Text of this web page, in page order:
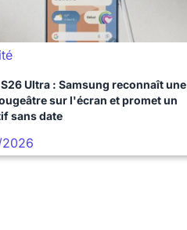
Ultra : Samsung reconnaît une
sur l'écran et promet un
sans date